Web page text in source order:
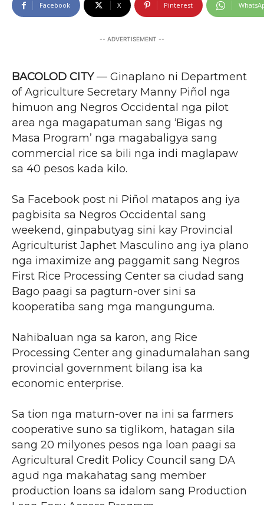
Facebook X Pinterest
-- ADVERTISEMENT --
BACOLOD CITY— Ginaplano ni Department
of Agriculture Secretary Manny Piñol nga
himuon ang Negros Occidental nga pilot
area nga magapatuman sang ‘Bigas ng
Masa Program’ nga magabaligya sang
commercial rice sa bili nga indi maglapaw
sa 40 pesos kada kilo.
Sa Facebook post ni Piñol matapos ang iya
pagbisita sa Negros Occidental sang
weekend, ginpabutyag sini kay Provincial
Agriculturist Japhet Masculino ang iya plano
nga imaximize ang paggamit sang Negros
First Rice Processing Center sa ciudad sang
Bago paagi sa pagturn-over sini sa
kooperatiba sang mga mangunguma.
Nahibaluan nga sa karon, ang Rice
Processing Center ang ginadumalahan sang
provincial government bilang isa ka
economic enterprise.
Sa tion nga maturn-over na ini sa farmers
cooperative suno sa tiglikom, hatagan sila
sang 20 milyones pesos nga loan paagi sa
Agricultural Credit Policy Council sang DA
agud nga makahatag sang member
production loans sa idalom sang Production